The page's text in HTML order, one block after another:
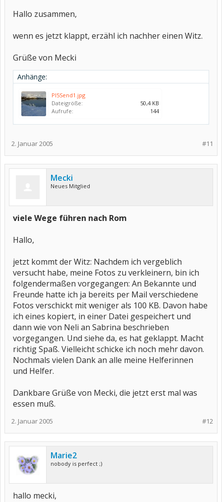
Hallo zusammen,
wenn es jetzt klappt, erzähl ich nachher einen Witz.
Grüße von Mecki
Anhänge:
PI5Send1.jpg
Dateigröße:
50,4 KB
Aufrufe:
144
#11
2. Januar 2005
Mecki
Neues Mitglied
viele Wege führen nach Rom
Hallo,
jetzt kommt der Witz: Nachdem ich vergeblich
versucht habe, meine Fotos zu verkleinern, bin ich
folgendermaßen vorgegangen: An Bekannte und
Freunde hatte ich ja bereits per Mail verschiedene
Fotos verschickt mit weniger als 100 KB. Davon habe
ich eines kopiert, in einer Datei gespeichert und
dann wie von Neli an Sabrina beschrieben
vorgegangen. Und siehe da, es hat geklappt. Macht
richtig Spaß. Vielleicht schicke ich noch mehr davon.
Nochmals vielen Dank an alle meine Helferinnen
und Helfer.
Dankbare Grüße von Mecki, die jetzt erst mal was
essen muß.
#12
2. Januar 2005
Marie2
nobody is perfect ;)
hallo mecki,